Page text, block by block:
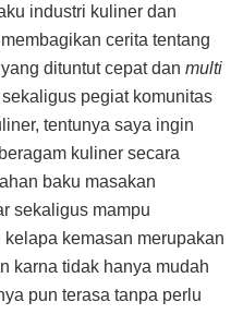
industri kuliner dan
cerita tentang
dituntut cepat dan multi
pegiat komunitas
tentunya saya ingin
kuliner secara
baku masakan
sekaligus mampu
kemasan merupakan
karna tidak hanya mudah
pun terasa tanpa perlu